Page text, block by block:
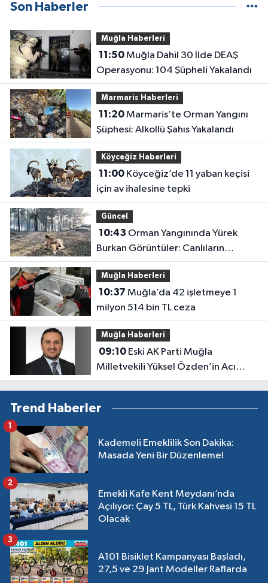
Son Haberler
Muğla Haberleri
11:50Muğla Dahil 30 İlde DEAŞ
Operasyonu: 104 Şüpheli Yakalandı
Marmaris Haberleri
11:20Marmaris’te Orman Yangını
Şüphesi: Alkollü Şahıs Yakalandı
Köyceğiz Haberleri
11:00Köyceğiz’de 11 yaban keçisi
için av ihalesine tepki
Güncel
10:43
Burkan Görüntüler: Canlıların
Alevlerden Kaçışı Kamerada
Muğla Haberleri
10:37
milyon 514 bin TL ceza
Muğla Haberleri
09:10Eski AK Parti Muğla
Milletvekili Yüksel Özden’in Acı
Günü
Trend Haberler
Kademeli Emeklilik Son Dakika:
Masada Yeni Bir Düzenleme!
1
Emekli Kafe Kent Meydanı’nda
Açılıyor: Çay 5 TL, Türk Kahvesi 15 TL
Olacak
2
A101 Bisiklet Kampanyası Başladı,
27,5 ve 29 Jant Modeller Raflarda
3